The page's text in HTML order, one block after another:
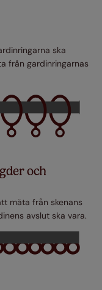
ska
från gardinringarnas
och
mäta från skenans
avslut ska vara.